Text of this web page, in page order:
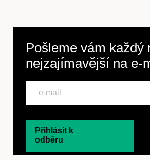
Pošleme vám každý
nejzajímavější na e-
Přihlásit k
odběru